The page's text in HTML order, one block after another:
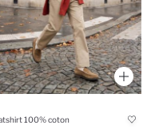
100% coton